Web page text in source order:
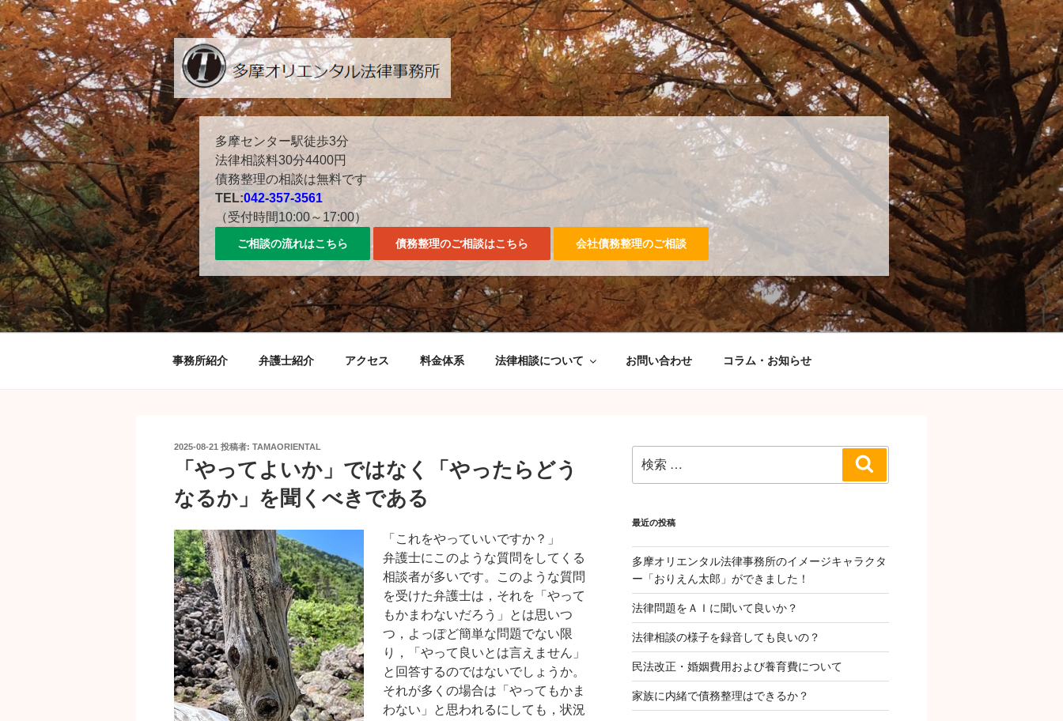
コ
ン
テ
ン
ツ
へ
ス
キ
ッ
プ
多摩センター駅徒歩３分。042-357-3561。
多摩センター駅徒歩3分
法律相談料30分4400円
債務整理の相談は無料です
TEL:042-357-3561
（受付時間10:00～17:00）
ご相談の流れはこちら 債務整理のご相談はこちら 会社債務整理のご相談
事務所紹介 弁護士紹介 アクセス 料金体系 法律相談について お問い合わせ コラム・お知らせ
投
2025-08-21 投稿者: TAMAORIENTAL
「やってよいか」ではなく「やったらどう
なるか」を聞くべきである
「これをやっていいですか？」
弁護士にこのような質問をしてくる
相談者が多いです。このような質問
を受けた弁護士は，それを「やって
もかまわないだろう」とは思いつ
つ，よっぽど簡単な問題でない限
り，「やって良いとは言えません」
と回答するのではないでしょうか。
それが多くの場合は「やってもかま
わない」と思われるにしても，状況
索:
索
最近の投稿
多摩オリエンタル法律事務所のイメージキャラクタ
ー「おりえん太郎」ができました！
法律問題をＡＩに聞いて良いか？
法律相談の様子を録音しても良いの？
民法改正・婚姻費用および養育費について
家族に内緒で債務整理はできるか？